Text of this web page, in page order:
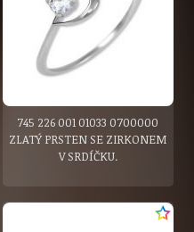
745 226 001 01033 0700000
ZLATÝ PRSTEN SE ZIRKONEM
V SRDÍČKU.